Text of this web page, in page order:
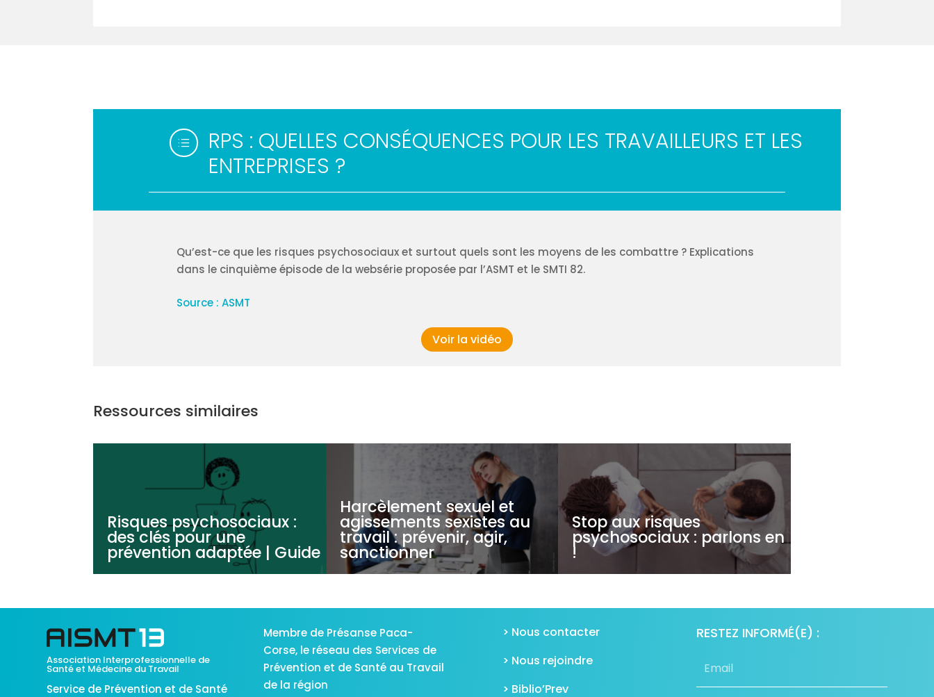
d
RPS : QUELLES CONSÉQUENCES POUR LES TRAVAILLEURS ET LES
ENTREPRISES ?
Qu’est-ce que les risques psychosociaux et surtout quels sont les moyens de les combattre ? Explications
dans le cinquième épisode de la websérie proposée par l’ASMT et le SMTI 82.
Source : ASMT
Voir la vidéo
Ressources similaires
Risques psychosociaux :
des clés pour une
prévention adaptée | Guide
Harcèlement sexuel et
agissements sexistes au
travail : prévenir, agir,
sanctionner
Stop aux risques
psychosociaux : parlons en
!
Association Interprofessionnelle de
Santé et Médecine du Travail
Service de Prévention et de Santé
Membre de Présanse Paca-
Corse, le réseau des Services de
Prévention et de Santé au Travail
de la région
> Nous contacter
> Nous rejoindre
> Biblio’Prev
RESTEZ INFORMÉ(E) :